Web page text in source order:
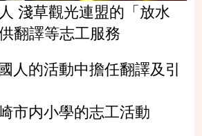
淺草觀光連盟的「放水
翻譯等志工服務
人的活動中擔任翻譯及引
市内小學的志工活動